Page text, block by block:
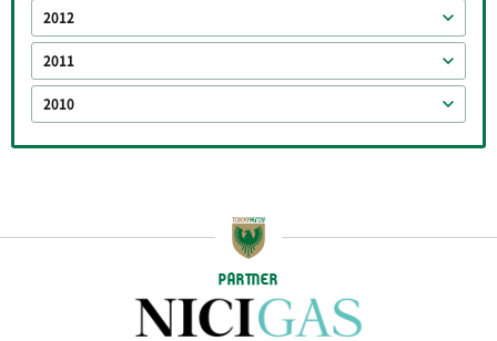
2012
2011
2010
PARTNER